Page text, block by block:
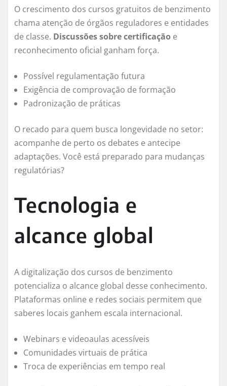
O crescimento dos cursos gratuitos de benzimento
chama atenção de órgãos reguladores e entidades
de classe. Discussões sobre certificação e
reconhecimento oficial ganham força.
Possível regulamentação futura
Exigência de comprovação de formação
Padronização de práticas
O recado para quem busca longevidade no setor:
acompanhe de perto os debates e antecipe
adaptações. Você está preparado para mudanças
regulatórias?
Tecnologia e
alcance global
A digitalização dos cursos de benzimento
potencializa o alcance global desse conhecimento.
Plataformas online e redes sociais permitem que
saberes locais ganhem escala internacional.
Webinars e videoaulas acessíveis
Comunidades virtuais de prática
Troca de experiências em tempo real